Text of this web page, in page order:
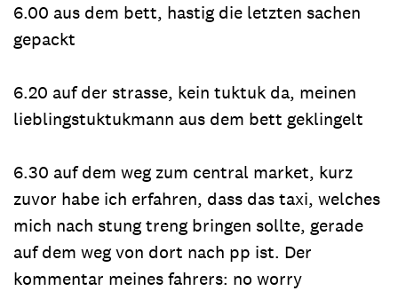
6.00 aus dem bett, hastig die letzten sachen
gepackt
6.20 auf der strasse, kein tuktuk da, meinen
lieblingstuktukmann aus dem bett geklingelt
6.30 auf dem weg zum central market, kurz
zuvor habe ich erfahren, dass das taxi, welches
mich nach stung treng bringen sollte, gerade
auf dem weg von dort nach pp ist. Der
kommentar meines fahrers: no worry